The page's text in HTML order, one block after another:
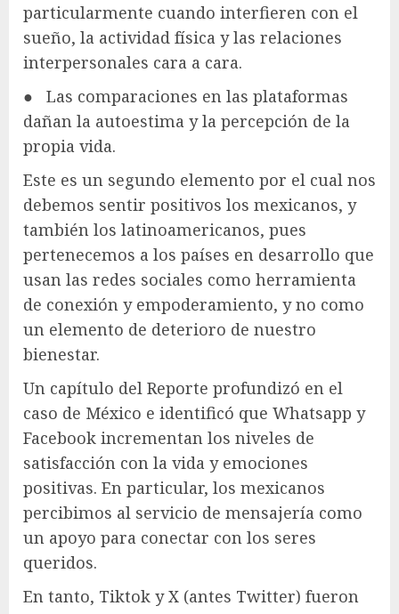
particularmente cuando interfieren con el
sueño, la actividad física y las relaciones
interpersonales cara a cara.
● Las comparaciones en las plataformas
dañan la autoestima y la percepción de la
propia vida.
Este es un segundo elemento por el cual nos
debemos sentir positivos los mexicanos, y
también los latinoamericanos, pues
pertenecemos a los países en desarrollo que
usan las redes sociales como herramienta
de conexión y empoderamiento, y no como
un elemento de deterioro de nuestro
bienestar.
Un capítulo del Reporte profundizó en el
caso de México e identificó que Whatsapp y
Facebook incrementan los niveles de
satisfacción con la vida y emociones
positivas. En particular, los mexicanos
percibimos al servicio de mensajería como
un apoyo para conectar con los seres
queridos.
En tanto, Tiktok y X (antes Twitter) fueron